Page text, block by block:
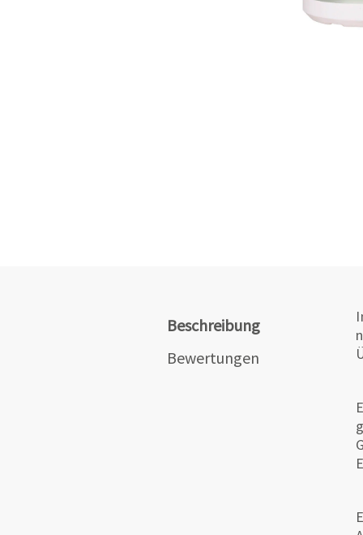
Beschreibung
Bewertungen